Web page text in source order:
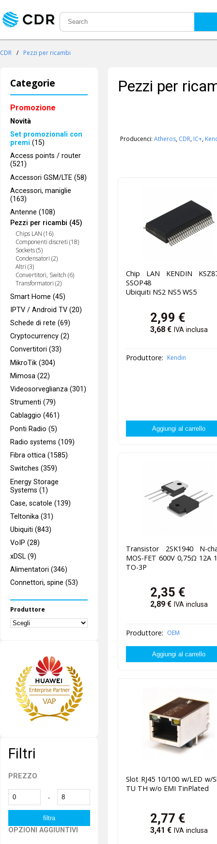
CDR / Pezzi per ricambi
Categorie
Promozione
Novità
Set promozionali con
premi (15)
Access points / router
(521)
Accessori GSM/LTE (58)
Accessori, maniglie
(163)
Antenne (108)
Pezzi per ricambi (45)
Chips LAN (16)
Componenti discreti (18)
Sockets (5)
Condensatori (2)
Altri (3)
Convertitori, Switch (6)
Transformatori (2)
Smart Home (45)
IPTV / Android TV (20)
Schede di rete (69)
Cryptocurrency (2)
Convertitori (33)
MikroTik (304)
Mimosa (22)
Videosorveglianza (301)
Strumenti (79)
Cablaggio (461)
Ponti Radio (5)
Radio systems (109)
Fibra ottica (1585)
Switches (359)
Energy Storage
Systems (1)
Case, scatole (139)
Teltonika (31)
Ubiquiti (843)
VoIP (28)
xDSL (9)
Alimentatori (346)
Connettori, spine (53)
Produttore
Filtri
PREZZO
-
OPZIONI AGGIUNTIVI
Pezzi per
Producenci:Atheros, CDR, IC+,
Chip LAN KENDIN
SSOP48
Ubiquiti NS2 NS5 WS5
2,99 €
3,68€ IVA inclusa
Produttore: Kendin
Transistor 2SK1940 N-
MOS-FET 600V 0,75Ω 12A
TO-3P
2,35 €
2,89€ IVA inclusa
Produttore: OEM
Slot RJ45 10/100 w/LED w/
TU TH w/o EMI TinPlated
2,77 €
3,41 € IVA inclusa